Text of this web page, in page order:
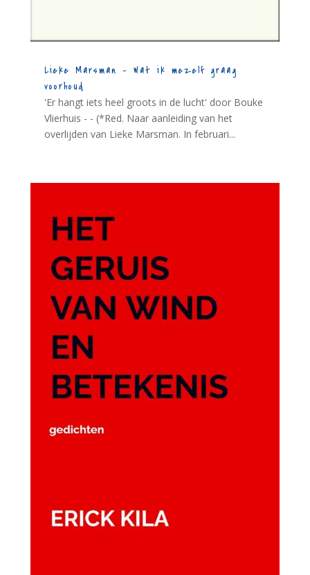
Lieke Marsman – Wat ik mezelf graag
voorhoud
'Er hangt iets heel groots in de lucht' door Bouke
Vlierhuis - - (*Red. Naar aanleiding van het
overlijden van Lieke Marsman. In februari...